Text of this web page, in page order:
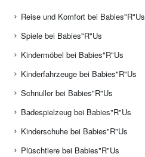
Reise und Komfort bei Babies"R"Us
Spiele bei Babies"R"Us
Kindermöbel bei Babies"R"Us
Kinderfahrzeuge bei Babies"R"Us
Schnuller bei Babies"R"Us
Badespielzeug bei Babies"R"Us
Kinderschuhe bei Babies"R"Us
Plüschtiere bei Babies"R"Us